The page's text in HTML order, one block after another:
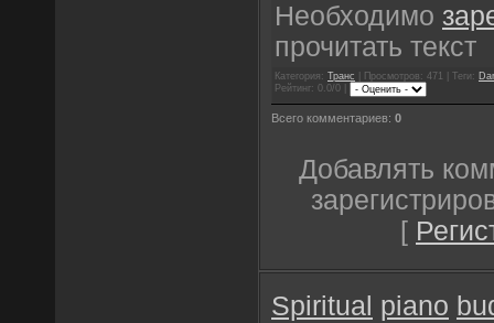
Необходимо
прочитать текст
Категория: Транс | Просмотров: 471 | Теги:
Рейтинг: 0.0/0 |
Всего комментариев: 0
Добавлять
[
Spiritual piano